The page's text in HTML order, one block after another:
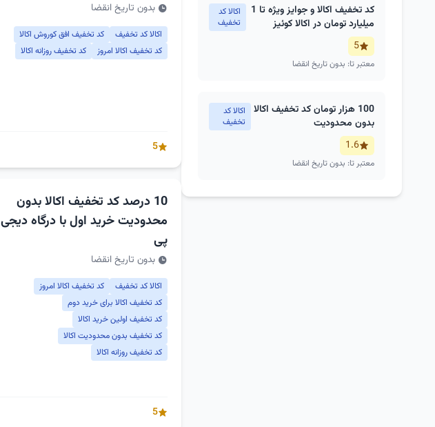
کد تخفیف اکالا و جوایز ویژه تا 1
میلیارد تومان در اکالا کوئیز
اکالا کد
تخفیف
5
معتبر تا: بدون تاریخ انقضا
100 هزار تومان کد تخفیف اکالا
بدون محدودیت
اکالا کد
تخفیف
1.6
معتبر تا: بدون تاریخ انقضا
بدون تاریخ انقضا
اکالا کد تخفیف
کد تخفیف افق کوروش اکالا
کد تخفیف اکالا امروز
کد تخفیف روزانه اکالا
5
10 درصد کد تخفیف اکالا بدون
محدودیت خرید اول با درگاه دیجی
پی
بدون تاریخ انقضا
اکالا کد تخفیف
کد تخفیف اکالا امروز
کد تخفیف اکالا برای خرید دوم
کد تخفیف اولین خرید اکالا
کد تخفیف بدون محدودیت اکالا
کد تخفیف روزانه اکالا
5